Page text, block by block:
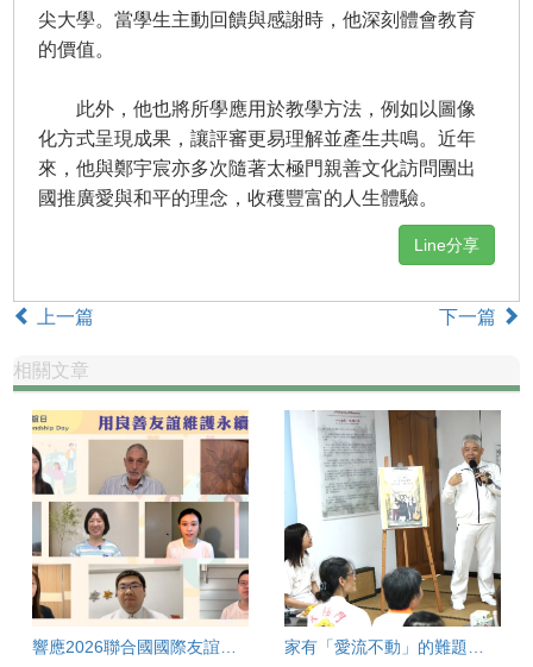
尖大學。當學生主動回饋與感謝時，他深刻體會教育
的價值。
此外，他也將所學應用於教學方法，例如以圖像
化方式呈現成果，讓評審更易理解並產生共鳴。近年
來，他與鄭宇宸亦多次隨著太極門親善文化訪問團出
國推廣愛與和平的理念，收穫豐富的人生體驗。
Line分享
上一篇 下一篇
相關文章